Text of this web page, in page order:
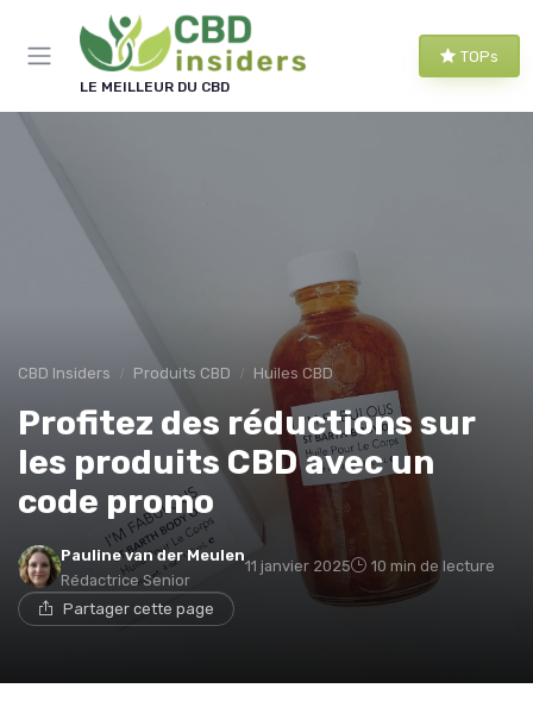
LE MEILLEUR DU CBD
TOPs
CBD Insiders Produits CBD Huiles CBD
Profitez des réductions sur
les produits CBD avec un
code promo
Pauline van der Meulen
Rédactrice Senior
11 janvier 2025 10 min de lecture
Partager cette page
Panneau de gestion des cookies